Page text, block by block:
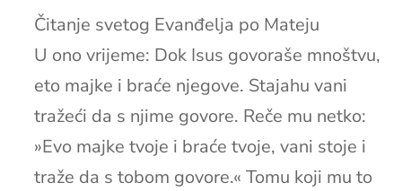
Čitanje svetog Evanđelja po Mateju
U ono vrijeme: Dok Isus govoraše mnoštvu,
eto majke i braće njegove. Stajahu vani
tražeći da s njime govore. Reče mu netko:
»Evo majke tvoje i braće tvoje, vani stoje i
traže da s tobom govore.« Tomu koji mu to